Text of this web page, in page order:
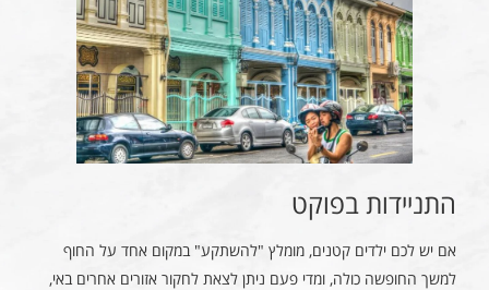
התניידות בפוקט
אם יש לכם ילדים קטנים, מומלץ "להשתקע" במקום אחד על החוף
למשך החופשה כולה, ומדי פעם ניתן לצאת לחקור אזורים אחרים באי,